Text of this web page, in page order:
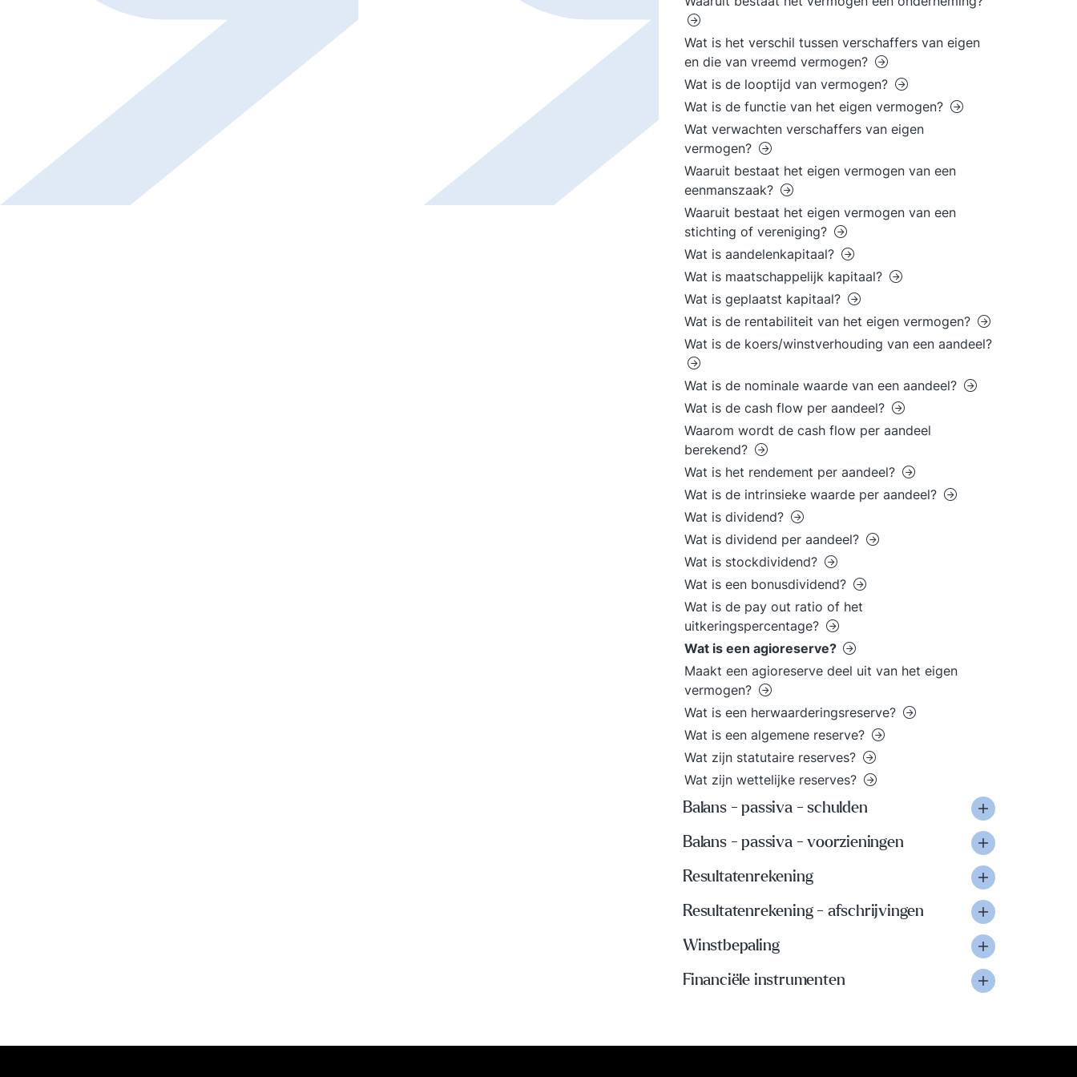
Wat is het verschil tussen verschaffers van eigen
en die van vreemd vermogen?
Wat is de looptijd van vermogen?
Wat is de functie van het eigen vermogen?
Wat verwachten verschaffers van eigen
vermogen?
Waaruit bestaat het eigen vermogen van een
eenmanszaak?
Waaruit bestaat het eigen vermogen van een
stichting of vereniging?
Wat is aandelenkapitaal?
Wat is maatschappelijk kapitaal?
Wat is geplaatst kapitaal?
Wat is de rentabiliteit van het eigen vermogen?
Wat is de koers/winstverhouding van een aandeel?
Wat is de nominale waarde van een aandeel?
Wat is de cash flow per aandeel?
Waarom wordt de cash flow per aandeel
berekend?
Wat is het rendement per aandeel?
Wat is de intrinsieke waarde per aandeel?
Wat is dividend?
Wat is dividend per aandeel?
Wat is stockdividend?
Wat is een bonusdividend?
Wat is de pay out ratio of het
uitkeringspercentage?
Wat is een agioreserve?
Maakt een agioreserve deel uit van het eigen
vermogen?
Wat is een herwaarderingsreserve?
Wat is een algemene reserve?
Wat zijn statutaire reserves?
Wat zijn wettelijke reserves?
Balans - passiva - schulden
Balans - passiva - voorzieningen
Resultatenrekening
Resultatenrekening - afschrijvingen
Winstbepaling
Financiële instrumenten